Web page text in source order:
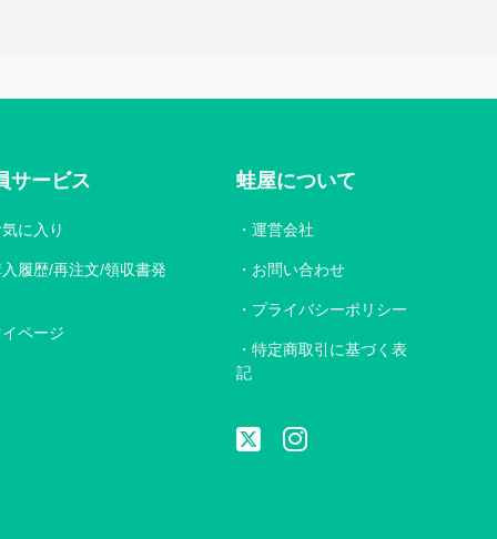
サービス
に入り
履歴/再注文/領収書発
ページ
蛙屋について
運営会社
お問い合わせ
プライバシーポリシー
特定商取引に基づく表
記